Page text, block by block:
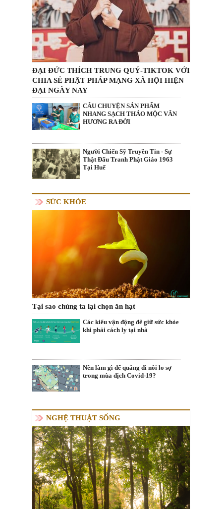
ĐẠI ĐỨC THÍCH TRUNG QUÝ-TIKTOK VỚI
CHIA SẺ PHẬT PHÁP MẠNG XÃ HỘI HIỆN
ĐẠI NGÀY NAY
CÂU CHUYỆN SẢN PHẨM
NHANG SẠCH THẢO MỘC VÂN
HƯƠNG RA ĐỜI
Người Chiến Sỹ Truyền Tin - Sự
Thật Đấu Tranh Phật Giáo 1963
Tại Huế
SỨC KHỎE
Tại sao chúng ta lại chọn ăn hạt
Các kiểu vận động để giữ sức khỏe
khi phải cách ly tại nhà
Nên làm gì để quẳng đi nỗi lo sợ
trong mùa dịch Covid-19?
NGHỆ THUẬT SỐNG